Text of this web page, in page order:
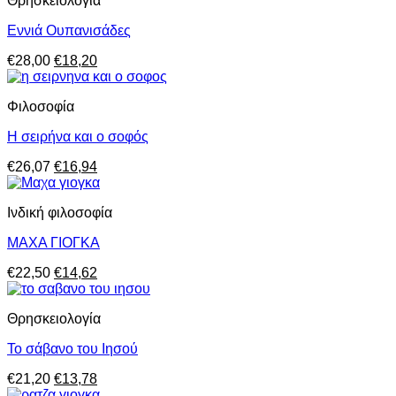
Εννιά Ουπανισάδες
€28,00 Original
price
€28,00.
€18,20Η
τρέχουσα
Φιλοσοφία
Η σειρήνα και ο σοφός
€26,07 Original
price
€26,07.
€16,94Η
τρέχουσα
είναι:
Ινδική φιλοσοφία
ΜΑΧΑ ΓΙΟΓΚΑ
€22,50 Original
price
€22,50.
€14,62
τρέχουσα
είναι:
Θρησκειολογία
Το σάβανο του Ιησού
€21,20 Original
€13,78Η